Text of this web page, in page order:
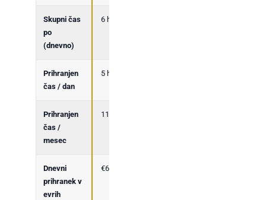
Skupni čas
po
(dnevno)
6 h
Prihranjen
čas / dan
5 h
Prihranjen
čas /
mesec
110 h
Dnevni
prihranek v
evrih
€60